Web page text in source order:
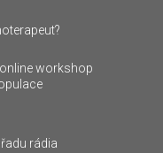
workshop
rádia